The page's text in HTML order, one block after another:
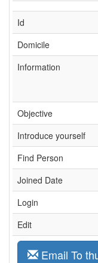
Id
Domicile
Information
Objective
Introduce yourself
Find Person
Joined Date
Login
Edit
Email To